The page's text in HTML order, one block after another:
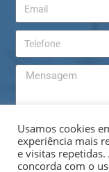
Usamos cookies
experiência mais
e visitas repetidas.
concorda com o